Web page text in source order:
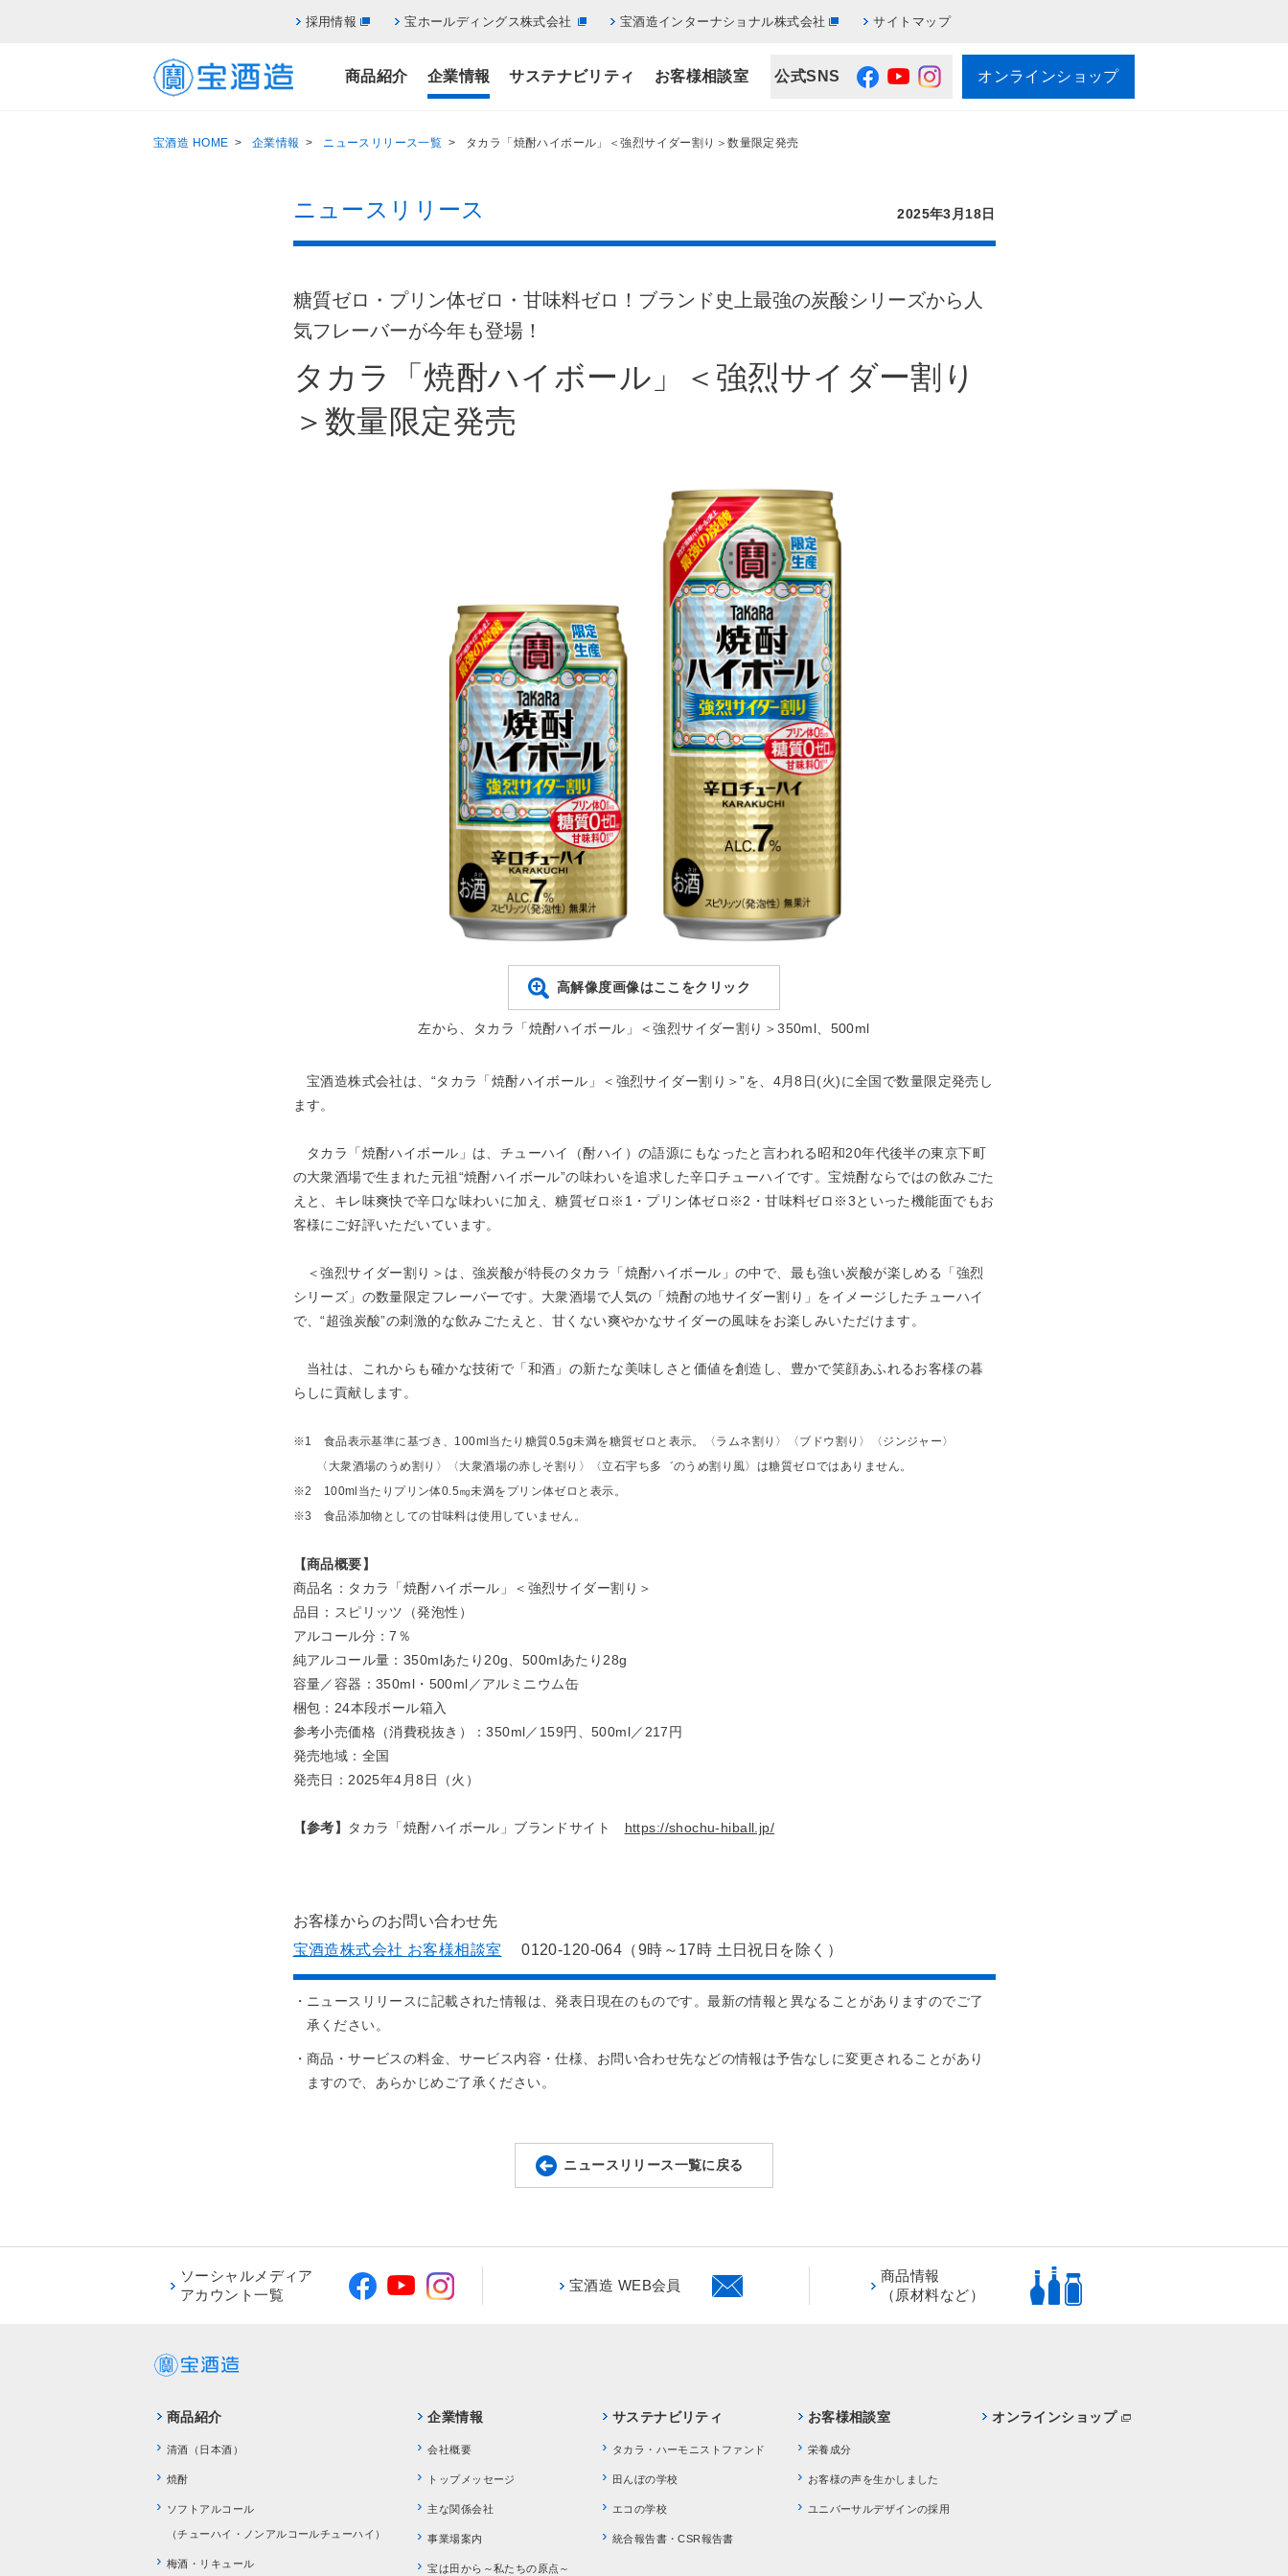
商品紹介 企業情報 サステナビリティ お客様相談室 公式SNS オンラインショップ
採用情報 宝ホールディングス株式会社 宝酒造インターナショナル株式会社 サイトマップ
宝酒造 HOME > 企業情報 > ニュースリリース一覧 > タカラ「焼酎ハイボール」＜強烈サイダー割り＞数量限定発売
ニュースリリース 2025年3月18日
糖質ゼロ・プリン体ゼロ・甘味料ゼロ！ブランド史上最強の炭酸シリーズから人
気フレーバーが今年も登場！
タカラ「焼酎ハイボール」＜強烈サイダー割り
＞数量限定発売
高解像度画像はここをクリック
左から、タカラ「焼酎ハイボール」＜強烈サイダー割り＞350ml、500ml
宝酒造株式会社は、“タカラ「焼酎ハイボール」＜強烈サイダー割り＞”を、4月8日(火)に全国で数量限定発売し
ます。
タカラ「焼酎ハイボール」は、チューハイ（酎ハイ）の語源にもなったと言われる昭和20年代後半の東京下町
の大衆酒場で生まれた元祖“焼酎ハイボール”の味わいを追求した辛口チューハイです。宝焼酎ならではの飲みごた
えと、キレ味爽快で辛口な味わいに加え、糖質ゼロ※1・プリン体ゼロ※2・甘味料ゼロ※3といった機能面でもお
客様にご好評いただいています。
＜強烈サイダー割り＞は、強炭酸が特長のタカラ「焼酎ハイボール」の中で、最も強い炭酸が楽しめる「強烈
シリーズ」の数量限定フレーバーです。大衆酒場で人気の「焼酎の地サイダー割り」をイメージしたチューハイ
で、“超強炭酸”の刺激的な飲みごたえと、甘くない爽やかなサイダーの風味をお楽しみいただけます。
当社は、これからも確かな技術で「和酒」の新たな美味しさと価値を創造し、豊かで笑顔あふれるお客様の暮
らしに貢献します。
※1 食品表示基準に基づき、100ml当たり糖質0.5g未満を糖質ゼロと表示。〈ラムネ割り〉〈ブドウ割り〉〈ジンジャー〉
〈大衆酒場のうめ割り〉〈大衆酒場の赤しそ割り〉〈立石宇ち多゛のうめ割り風〉は糖質ゼロではありません。
※2 100ml当たりプリン体0.5㎎未満をプリン体ゼロと表示。
※3 食品添加物としての甘味料は使用していません。
【商品概要】
商品名：タカラ「焼酎ハイボール」＜強烈サイダー割り＞
品目：スピリッツ（発泡性）
アルコール分：7％
純アルコール量：350mlあたり20g、500mlあたり28g
容量／容器：350ml・500ml／アルミニウム缶
梱包：24本段ボール箱入
参考小売価格（消費税抜き）：350ml／159円、500ml／217円
発売地域：全国
発売日：2025年4月8日（火）
【参考】 タカラ「焼酎ハイボール」ブランドサイト https://shochu-hiball.jp/
お客様からのお問い合わせ先
宝酒造株式会社 お客様相談室 0120-120-064（9時～17時 土日祝日を除く）
・ニュースリリースに記載された情報は、発表日現在のものです。最新の情報と異なることがありますのでご了
承ください。
・商品・サービスの料金、サービス内容・仕様、お問い合わせ先などの情報は予告なしに変更されることがあり
ますので、あらかじめご了承ください。
ニュースリリース一覧に戻る
ソーシャルメディア
アカウント一覧
宝酒造 WEB会員
商品情報
（原材料など）
商品紹介
清酒（日本酒）
焼酎
ソフトアルコール
（チューハイ・ノンアルコールチューハイ）
梅酒・リキュール
企業情報
会社概要
トップメッセージ
主な関係会社
事業場案内
宝は田から～私たちの原点～
サステナビリティ
タカラ・ハーモニストファンド
田んぼの学校
エコの学校
統合報告書・CSR報告書
お客様相談室
栄養成分
お客様の声を生かしました
ユニバーサルデザインの採用
オンラインショップ